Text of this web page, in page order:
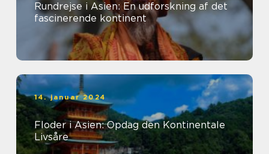
Rundrejse i Asien: En udforskning af det
fascinerende kontinent
14. januar 2024
Floder i Asien: Opdag den Kontinentale
Livsåre